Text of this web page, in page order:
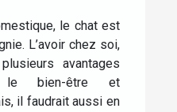
le chat est
L’avoir chez soi,
avantages
bien-être et
il faudrait aussi en